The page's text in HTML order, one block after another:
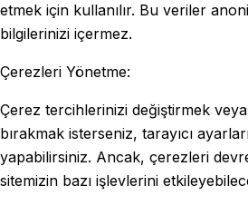
etmek için kullanılır. Bu veriler
bilgilerinizi içermez.
Çerezleri Yönetme:
Çerez tercihlerinizi değiştirmek veya
bırakmak isterseniz, tarayıcı
yapabilirsiniz. Ancak, çerezleri devre
sitemizin bazı işlevlerini